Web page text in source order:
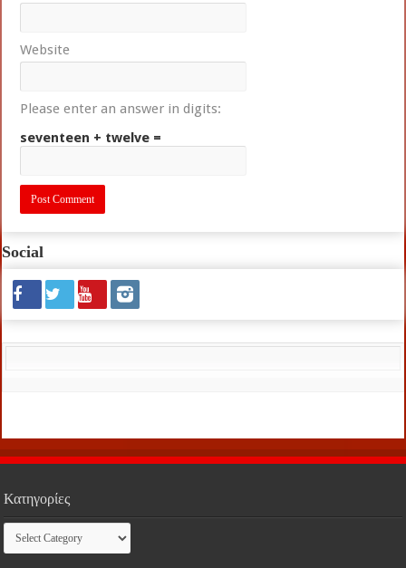
Website
Please enter an answer in digits:
seventeen + twelve =
Social
Κατηγορίες
Κατηγορίες